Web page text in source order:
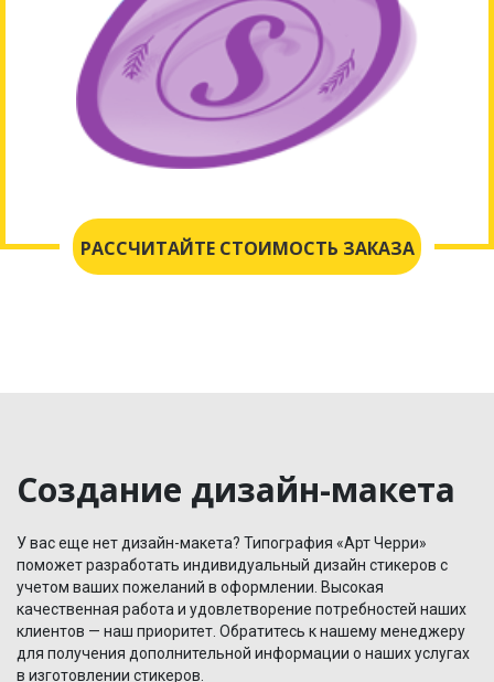
РАССЧИТАЙТЕ СТОИМОСТЬ ЗАКАЗА
Создание дизайн-макета
У вас еще нет дизайн-макета? Типография «Арт Черри»
поможет разработать индивидуальный дизайн стикеров с
учетом ваших пожеланий в оформлении. Высокая
качественная работа и удовлетворение потребностей наших
клиентов — наш приоритет. Обратитесь к нашему менеджеру
для получения дополнительной информации о наших услугах
в изготовлении стикеров.